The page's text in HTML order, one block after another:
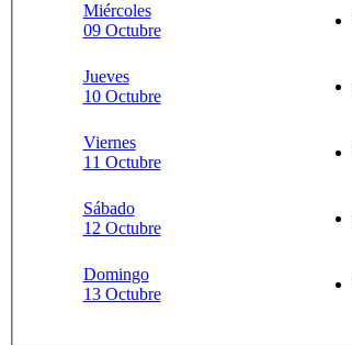
Miércoles
09 Octubre
Jueves
10 Octubre
Viernes
11 Octubre
Sábado
12 Octubre
Domingo
13 Octubre